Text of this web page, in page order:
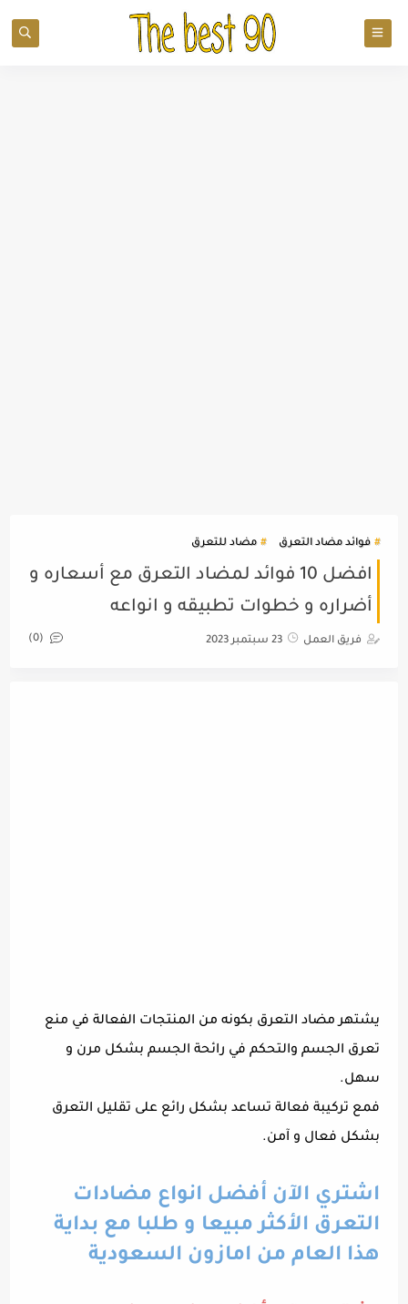
فوائد مضاد التعرق مضاد للتعرق
افضل 10 فوائد لمضاد التعرق مع أسعاره و
أضراره و خطوات تطبيقه و انواعه
فريق العمل 23 سبتمبر 2023 (0)
يشتهر مضاد التعرق بكونه من المنتجات الفعالة في منع
تعرق الجسم والتحكم في رائحة الجسم بشكل مرن و
سهل.
فمع تركيبة فعالة تساعد بشكل رائع على تقليل التعرق
بشكل فعال و آمن.
اشتري الآن أفضل انواع مضادات
التعرق الأكثر مبيعا و طلبا مع بداية
هذا العام من امازون السعودية